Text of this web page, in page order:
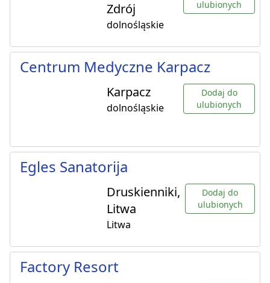
Zdrój
dolnośląskie
ulubionych
Centrum Medyczne Karpacz
Karpacz
dolnośląskie
Dodaj do
ulubionych
Egles Sanatorija
Druskienniki,
Litwa
Litwa
Dodaj do
ulubionych
Factory Resort